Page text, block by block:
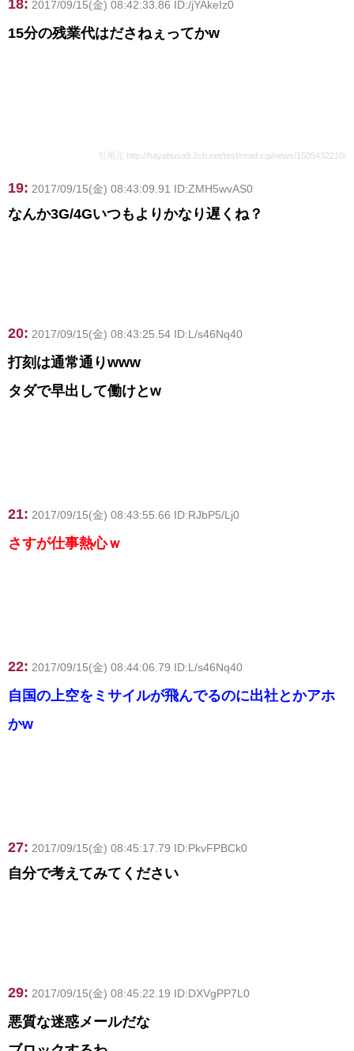
18: 2017/09/15(金) 08:42:33.86 ID:/jYAkeIz0
15分の残業代はださねぇってかw
引用元 http://hayabusa9.2ch.net/test/read.cgi/news/1505432210/
19: 2017/09/15(金) 08:43:09.91 ID:ZMH5wvAS0
なんか3G/4Gいつもよりかなり遅くね？
20: 2017/09/15(金) 08:43:25.54 ID:L/s46Nq40
打刻は通常通りwww
タダで早出して働けとw
21: 2017/09/15(金) 08:43:55.66 ID:RJbP5/Lj0
さすが仕事熱心ｗ
22: 2017/09/15(金) 08:44:06.79 ID:L/s46Nq40
自国の上空をミサイルが飛んでるのに出社とかアホ
かw
27: 2017/09/15(金) 08:45:17.79 ID:PkvFPBCk0
自分で考えてみてください
29: 2017/09/15(金) 08:45:22.19 ID:DXVgPP7L0
悪質な迷惑メールだな